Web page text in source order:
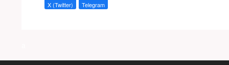
X (Twitter) Telegram